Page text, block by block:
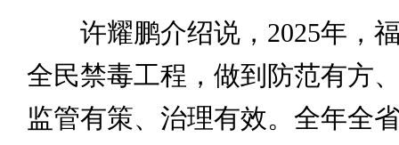
许耀鹏介绍说，2025年，
全民禁毒工程，做到防范有方
监管有策、治理有效。全年全